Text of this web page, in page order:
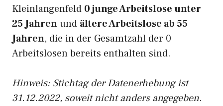
Kleinlangenfeld 0 junge Arbeitslose unter
25 Jahrenund ältere Arbeitslose ab 55
Jahren, die in der Gesamtzahl der 0
Arbeitslosen bereits enthalten sind.
Hinweis: Stichtag der Datenerhebung ist
31.12.2022, soweit nicht anders angegeben.